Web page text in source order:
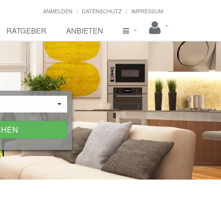
ANMELDEN DATENSCHUTZ IMPRESSUM
RATGEBER ANBIETEN